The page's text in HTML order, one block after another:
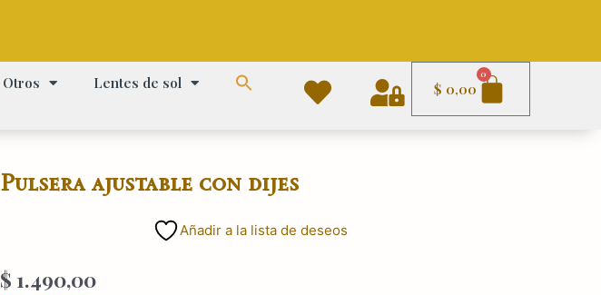
Otros Lentes de sol $ 0,00
0
Carrito
Pulsera ajustable con dijes
Añadir a la lista de deseos
$ 1.490,00